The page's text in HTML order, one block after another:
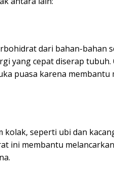
dari bahan-bahan
yang cepat diserap
puasa karena membantu
kolak, seperti ubi dan
ini membantu